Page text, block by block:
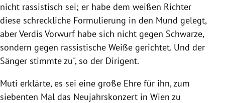
nicht rassistisch sei; er habe dem weißen Richter
diese schreckliche Formulierung in den Mund gelegt,
aber Verdis Vorwurf habe sich nicht gegen Schwarze,
sondern gegen rassistische Weiße gerichtet. Und der
Sänger stimmte zu", so der Dirigent.
Muti erklärte, es sei eine große Ehre für ihn, zum
siebenten Mal das Neujahrskonzert in Wien zu